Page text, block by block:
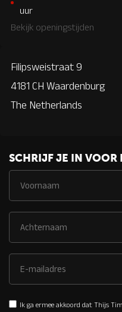
uur
Bekijk openingstijden
Filipsweistraat 9
4181 CH Waardenburg
The Netherlands
SCHRIJF JE IN VOOR
Ik ga ermee akkoord dat Thijs